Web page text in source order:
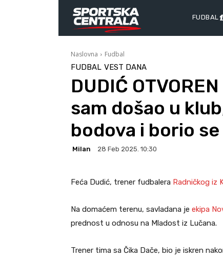
FUDBAL
Naslovna Fudbal
FUDBAL VEST DANA
DUDIĆ
sam došao u
bodova i borio
Milan 28 Feb 2025. 10:30
Feća Dudić, trener fudbalera Radničkog iz
Na domaćem terenu, savladana je ekipa
prednost u odnosu na Mladost iz Lučana.
Trener tima sa Čika Dače, bio je iskren